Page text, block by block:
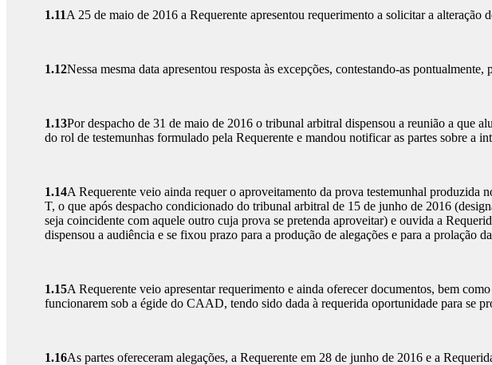
1.11A 25 de maio de 2016 a Requerente apresentou requerimento a solicitar a
1.12Nessa mesma data apresentou resposta às excepções, contestando-as
1.13Por despacho de 31 de maio de 2016 o tribunal arbitral dispensou a reunião a que
do rol de testemunhas formulado pela Requerente e mandou notificar as partes sobre a
1.14A Requerente veio ainda requer o aproveitamento da prova testemunhal
T, o que após despacho condicionado do tribunal arbitral de 15 de junho de 2016
seja coincidente com aquele outro cuja prova se pretenda aproveitar) e ouvida a
dispensou a audiência e se fixou prazo para a produção de alegações e para a prolação
1.15A Requerente veio apresentar requerimento e ainda oferecer documentos, bem
funcionarem sob a égide do CAAD, tendo sido dada à requerida oportunidade para se
1.16As partes ofereceram alegações, a Requerente em 28 de junho de 2016 e a